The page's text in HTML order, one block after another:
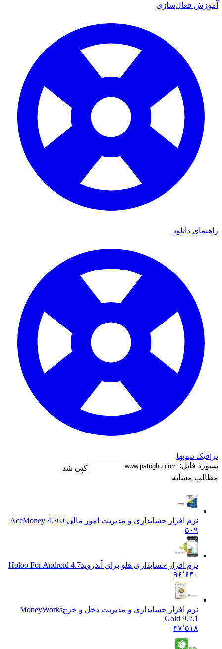
فعال‌سازی
دانلود
نیم‌بها
فایل:
کپی شد
مشابه
نرم افزار حسابداری و مدیریت امور مالی AceMoney 4.36.6
نرم افزار حسابداری هلو برای آندرویدHoloo For Android 4.7
۹۶٬۶۴۰
نرم افزار حسابداری و مدیریت دخل و خرجMoneyWorks
Gold 9.2.1
۳۷٬۵۱۸